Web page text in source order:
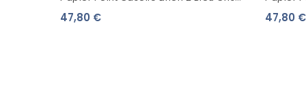
Clair 68526310
47,80 €
68521020
47,80 €